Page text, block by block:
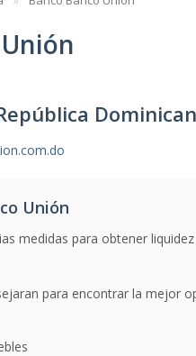
Unión
medidas para obtener
para encontrar la mejor